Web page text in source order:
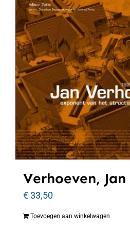
Verhoeven, Jan
€33,50
Toevoegen aan winkelwagen